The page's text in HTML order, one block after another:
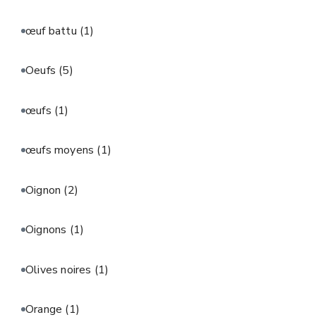
œuf battu (1)
Oeufs (5)
œufs (1)
œufs moyens (1)
Oignon (2)
Oignons (1)
Olives noires (1)
Orange (1)